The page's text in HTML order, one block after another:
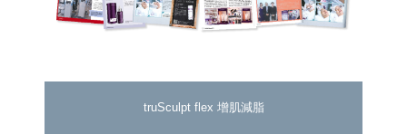
truSculpt flex 增肌減脂